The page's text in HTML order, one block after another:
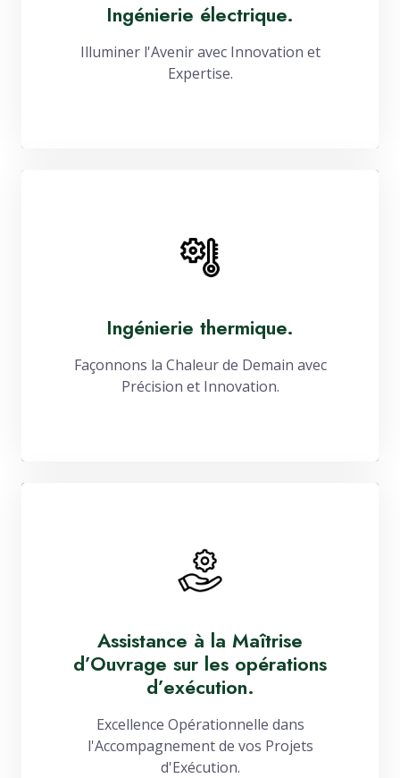
Ingénierie électrique.
Illuminer l'Avenir avec Innovation et
Expertise.
Ingénierie thermique.
Façonnons la Chaleur de Demain avec
Précision et Innovation.
Assistance à la Maîtrise
d’Ouvrage sur les opérations
d’exécution.
Excellence Opérationnelle dans
l'Accompagnement de vos Projets
d'Exécution.